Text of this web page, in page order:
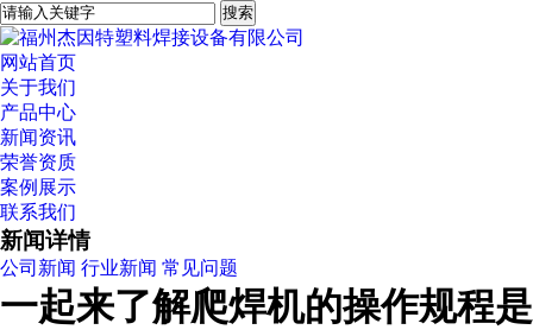
网站首页
关于我们
产品中心
新闻资讯
荣誉资质
案例展示
联系我们
新闻详情
公司新闻 行业新闻 常见问题
一起来了解爬焊机的操作规程是